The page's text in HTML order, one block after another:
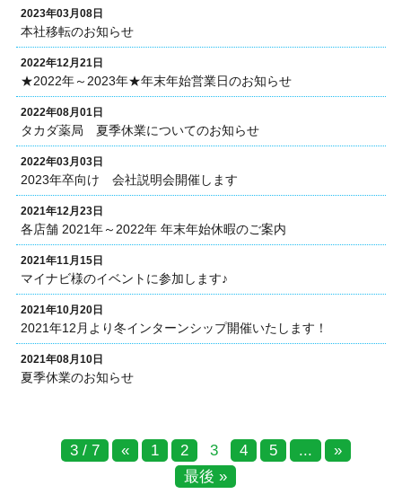
2023年03月08日
本社移転のお知らせ
2022年12月21日
★2022年～2023年★年末年始営業日のお知らせ
2022年08月01日
タカダ薬局 夏季休業についてのお知らせ
2022年03月03日
2023年卒向け 会社説明会開催します
2021年12月23日
各店舗 2021年～2022年 年末年始休暇のご案内
2021年11月15日
マイナビ様のイベントに参加します♪
2021年10月20日
2021年12月より冬インターンシップ開催いたします！
2021年08月10日
夏季休業のお知らせ
3 / 7 « 1 2 3 4 5 ...
»
最後 »